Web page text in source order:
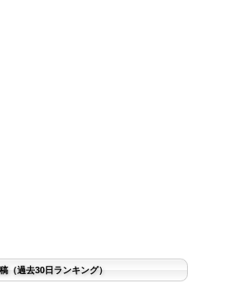
（過去30日ランキング）